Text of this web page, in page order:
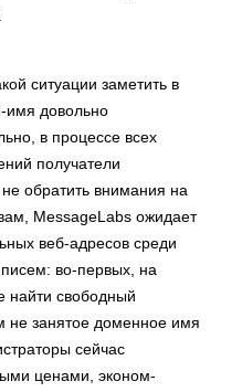
ситуации заметить в
имя довольно
в процессе всех
получатели
обратить внимания на
MessageLabs ожидает
веб-адресов среди
во-первых, на
найти свободный
не занятое доменное имя
сейчас
ценами, эконом-